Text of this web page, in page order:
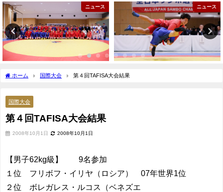
ニュース ニュース
ホーム 国際大会 第４回TAFISA大会結果
国際大会
第４回TAFISA大会結果
2008年10月1日 2008年10月1日
【男子62kg級】 9名参加
１位 フリボフ・イリヤ（ロシア） 07年世界1位
２位 ボレガレス・ルコス（ベネズエ